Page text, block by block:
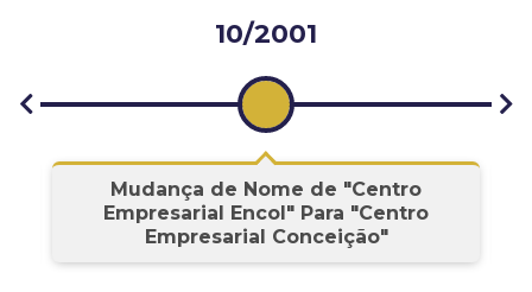
10/2001
Mudança de Nome de "Centro
Empresarial Encol" Para "Centro
Empresarial Conceição"